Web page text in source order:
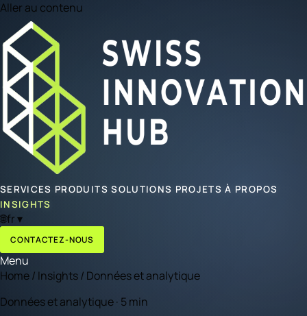
Aller au contenu
SERVICES PRODUITSSOLUTIONS PROJETSÀ PROPOS
INSIGHTS
🌐fr▾
CONTACTEZ-NOUS
Menu
Home/ Insights/ Données et analytique
Données et analytique · 5 min